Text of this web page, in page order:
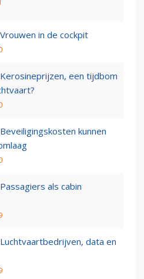
in de cockpit
een tijdbom
kunnen
als cabin
data en